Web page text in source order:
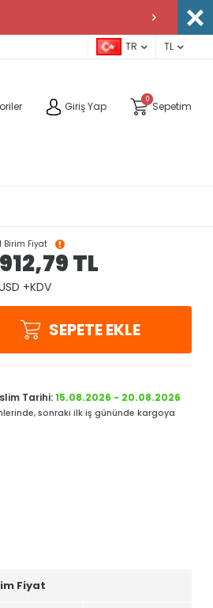
TR TL
Giriş Yap
0
Sepetim
Birim Fiyat
TL
+KDV
SEPETE EKLE
Tarihi:15.08.2026 - 20.08.2026
sonraki ilk iş gününde kargoya
Fiyat